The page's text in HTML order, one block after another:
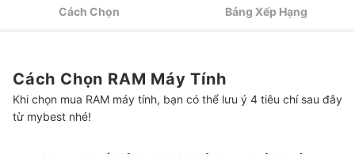
Top 7 RAM Máy Tính tốt nhất được ưa chuộng (Tư vấn mua)
Tham Khảo Một Số Linh Kiện Máy Tính Khác
Cách Chọn Bảng Xếp Hạng
Cách Chọn RAM Máy Tính
Khi chọn mua RAM máy tính, bạn có thể lưu ý 4 tiêu chí sau đây
từ mybest nhé!